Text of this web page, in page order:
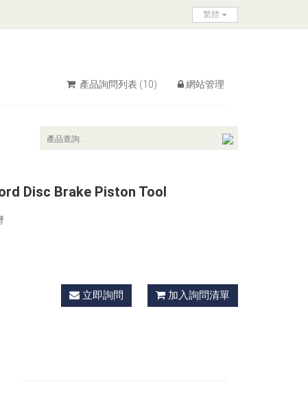
繁體
產品詢問列表 (10) 網站管理
Disc Brake Piston Tool
立即詢問 加入詢問清單